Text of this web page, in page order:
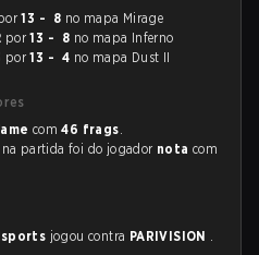
13 - 8 no mapa Mirage
por13 - 8 no mapa Inferno
por13 - 4 no mapa Dust II
com46 frags.
na partida foi do jogador nota com
jogou contra PARIVISION .